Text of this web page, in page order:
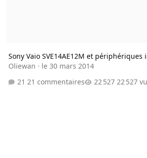
Sony Vaio SVE14AE12M et périphériques
Oliewan · le 30 mars 2014
21 commentaires
22 527